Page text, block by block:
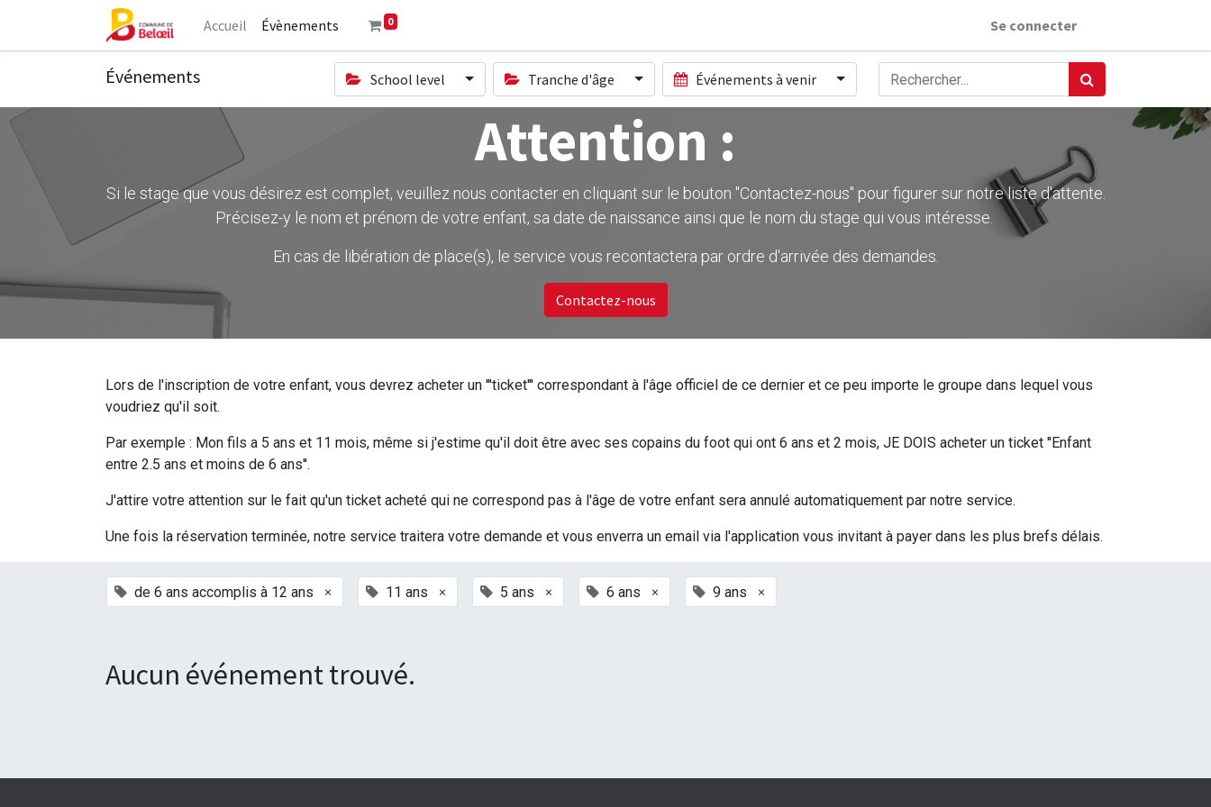
Accueil Évènements 0 Se connecter
Événements School level Tranche d'âge Événements à venir
Attention :
Si le stage que vous désirez est complet, veuillez nous contacter en cliquant sur le bouton ''Contactez-nous" pour figurer sur notre liste d'attente.
Précisez-y le nom et prénom de votre enfant, sa date de naissance ainsi que le nom du stage qui vous intéresse.
En cas de libération de place(s), le service vous recontactera par ordre d'arrivée des demandes.
Contactez-nous
Lors de l'inscription de votre enfant, vous devrez acheter un '''ticket''' correspondant à l'âge officiel de ce dernier et ce peu importe le groupe dans lequel vous
voudriez qu'il soit.
Par exemple : Mon fils a 5 ans et 11 mois, même si j'estime qu'il doit être avec ses copains du foot qui ont 6 ans et 2 mois, JE DOIS acheter un ticket ''Enfant
entre 2.5 ans et moins de 6 ans''.
J'attire votre attention sur le fait qu'un ticket acheté qui ne correspond pas à l'âge de votre enfant sera annulé automatiquement par notre service.
Une fois la réservation terminée, notre service traitera votre demande et vous enverra un email via l'application vous invitant à payer dans les plus brefs délais.
de 6 ans accomplis à 12 ans × 11 ans × 5 ans × 6 ans × 9 ans ×
Aucun événement trouvé.